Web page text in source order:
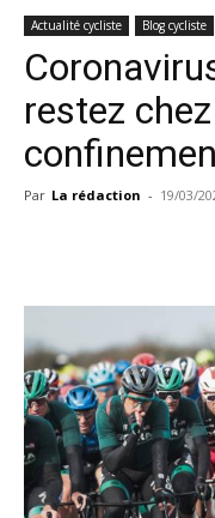
Actualité cycliste Blog cycliste
restez
Par La rédaction - 19/03/